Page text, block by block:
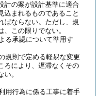
計の案が設計基準に適合
込まれるものであること
ならない。 ただし、規
この限りでない。
る承認について準用す
規則で定める軽易な変更
ろにより、遅滞なくその
。
用行為に係る工事に着手